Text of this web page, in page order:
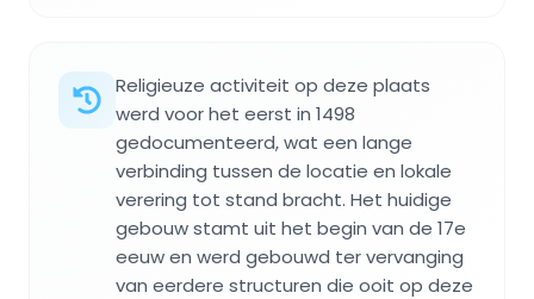
Religieuze activiteit op deze plaats
werd voor het eerst in 1498
gedocumenteerd, wat een lange
verbinding tussen de locatie en lokale
verering tot stand bracht. Het huidige
gebouw stamt uit het begin van de 17e
eeuw en werd gebouwd ter vervanging
van eerdere structuren die ooit op deze